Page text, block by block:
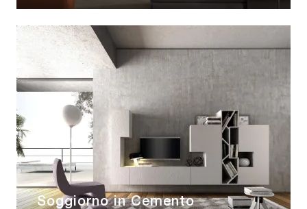
Soggiorno in Cemento